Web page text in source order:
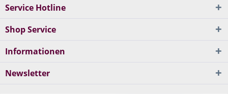
Service Hotline
Shop Service
Informationen
Newsletter